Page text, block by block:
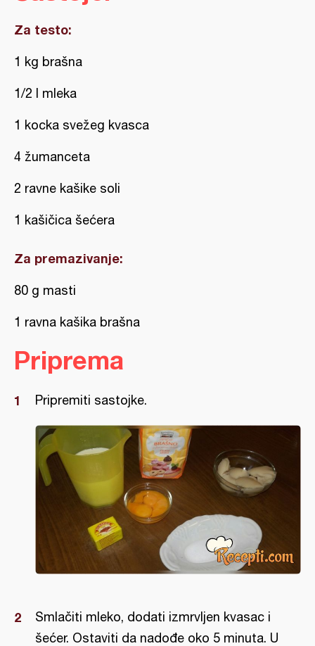
Za testo:
1 kg brašna
1/2 l mleka
1 kocka svežeg kvasca
4 žumanceta
2 ravne kašike soli
1 kašičica šećera
Za premazivanje:
80 g masti
1 ravna kašika brašna
Priprema
Pripremiti sastojke.
Smlačiti mleko, dodati izmrvljen kvasac i
šećer. Ostaviti da nadođe oko 5 minuta. U